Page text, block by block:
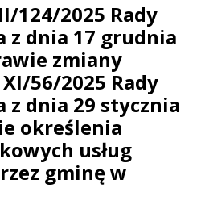
124/2025 Rady
z dnia 17 grudnia
zmiany
56/2025 Rady
z dnia 29 stycznia
określenia
usług
gminę w